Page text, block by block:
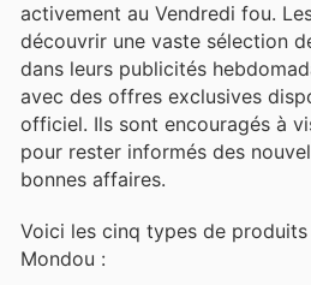
activement au Vendredi fou.
découvrir une vaste sélection
dans leurs publicités
avec des offres exclusives
officiel. Ils sont encouragés à
pour rester informés des
bonnes affaires.
Voici les cinq types de
Mondou :